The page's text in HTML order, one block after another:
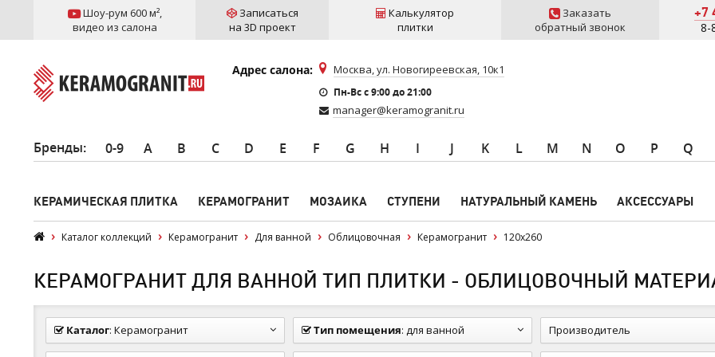
Шоу-рум 600 м²,
видео из салона
Записаться
на 3D проект
Калькулятор
плитки
Заказать
обратный звонок
+7
8-
Адрес салона: Москва, ул. Новогиреевская, 10к1
Пн-Вс c 9:00 до 21:00
manager@keramogranit.ru
Бренды: 0-9 A B C D E F G H I J K L M N O P Q
КЕРАМИЧЕСКАЯ ПЛИТКА КЕРАМОГРАНИТ МОЗАИКА СТУПЕНИ НАТУРАЛЬНЫЙ КАМЕНЬ АКСЕССУАРЫ
Каталог коллекций Керамогранит Для ванной Облицовочная Керамогранит 120x260
КЕРАМОГРАНИТ ДЛЯ ВАННОЙ ТИП ПЛИТКИ - ОБЛИЦОВОЧНЫЙ
Каталог: Керамогранит Тип помещения: для ванной Производитель